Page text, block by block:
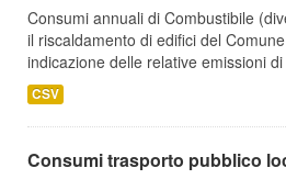
Consumi annuali di Combustibile
il riscaldamento di edifici del
indicazione delle relative emissioni
CSV
Consumi trasporto pubblico